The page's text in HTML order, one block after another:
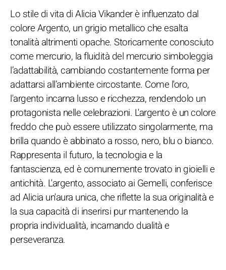
Lo stile di vita di Alicia Vikander è influenzato dal
colore Argento, un grigio metallico che esalta
tonalità altrimenti opache. Storicamente conosciuto
come mercurio, la fluidità del mercurio simboleggia
l’adattabilità, cambiando costantemente forma per
adattarsi all’ambiente circostante. Come l'oro,
l'argento incarna lusso e ricchezza, rendendolo un
protagonista nelle celebrazioni. L'argento è un colore
freddo che può essere utilizzato singolarmente, ma
brilla quando è abbinato a rosso, nero, blu o bianco.
Rappresenta il futuro, la tecnologia e la
fantascienza, ed è comunemente trovato in gioielli e
antichità. L'argento, associato ai Gemelli, conferisce
ad Alicia un'aura unica, che riflette la sua originalità e
la sua capacità di inserirsi pur mantenendo la
propria individualità, incarnando dualità e
perseveranza.